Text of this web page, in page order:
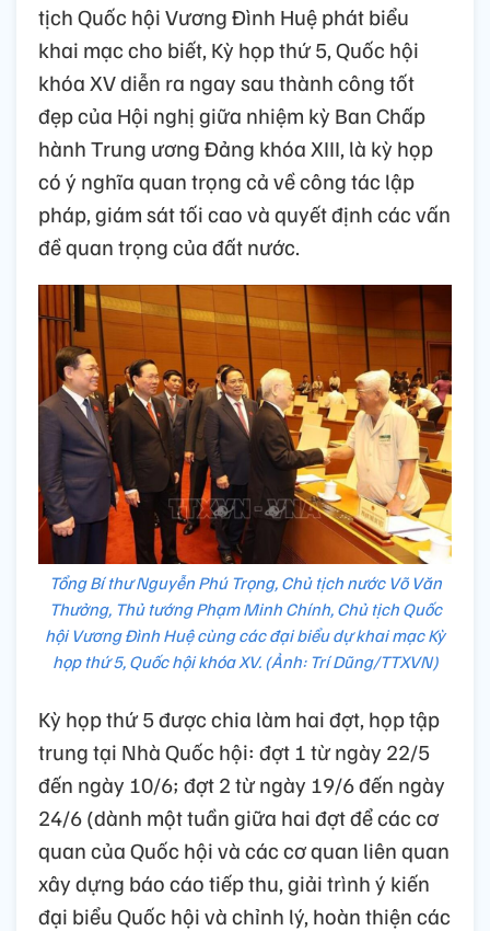
tịch Quốc hội Vương Đình Huệ phát biểu
khai mạc cho biết, Kỳ họp thứ 5, Quốc hội
khóa XV diễn ra ngay sau thành công tốt
đẹp của Hội nghị giữa nhiệm kỳ Ban Chấp
hành Trung ương Đảng khóa XIII, là kỳ họp
có ý nghĩa quan trọng cả về công tác lập
pháp, giám sát tối cao và quyết định các vấn
đề quan trọng của đất nước.
Tổng Bí thư Nguyễn Phú Trọng, Chủ tịch nước Võ Văn
Thưởng, Thủ tướng Phạm Minh Chính, Chủ tịch Quốc
hội Vương Đình Huệ cùng các đại biểu dự khai mạc Kỳ
họp thứ 5, Quốc hội khóa XV. (Ảnh: Trí Dũng/TTXVN)
Kỳ họp thứ 5 được chia làm hai đợt, họp tập
trung tại Nhà Quốc hội: đợt 1 từ ngày 22/5
đến ngày 10/6; đợt 2 từ ngày 19/6 đến ngày
24/6 (dành một tuần giữa hai đợt để các cơ
quan của Quốc hội và các cơ quan liên quan
xây dựng báo cáo tiếp thu, giải trình ý kiến
đại biểu Quốc hội và chỉnh lý, hoàn thiện các